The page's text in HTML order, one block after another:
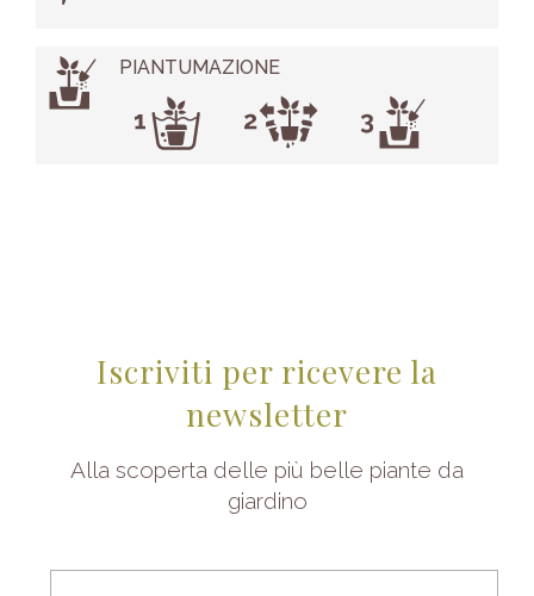
PIANTUMAZIONE
Iscriviti per ricevere la
newsletter
Alla scoperta delle più belle piante da
giardino